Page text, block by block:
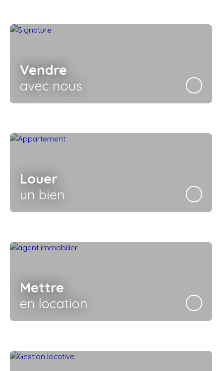
Vendre
avec nous
Louer
un bien
Mettre
en location